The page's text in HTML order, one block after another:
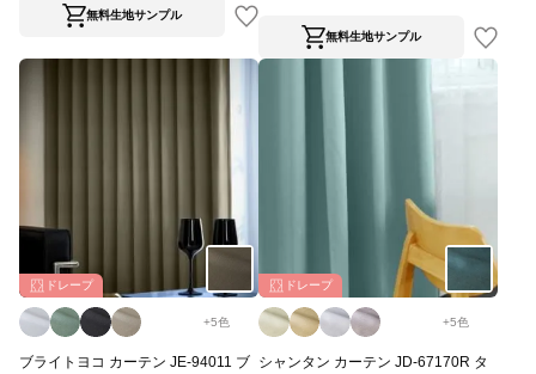
無料生地サンプル
無料生地サンプル
ドレープ
+5色
ブライトヨコ カーテン JE-94011 ブ
ドレープ
+5色
シャンタン カーテン JD-67170R タ